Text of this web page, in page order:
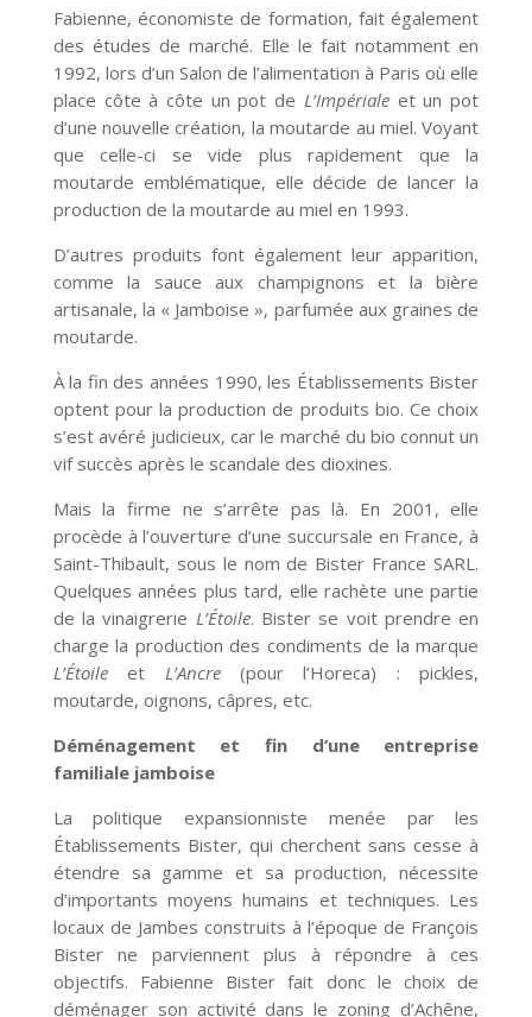
Fabienne, économiste de formation, fait également
des études de marché. Elle le fait notamment en
1992, lors d’un Salon de l’alimentation à Paris où elle
place côte à côte un pot de L’Impérialeet un pot
d’une nouvelle création, la moutarde au miel. Voyant
que celle-ci se vide plus rapidement que la
moutarde emblématique, elle décide de lancer la
production de la moutarde au miel en 1993.
D’autres produits font également leur apparition,
comme la sauce aux champignons et la bière
artisanale, la « Jamboise », parfumée aux graines de
moutarde.
À la fin des années 1990, les Établissements Bister
optent pour la production de produits bio. Ce choix
s’est avéré judicieux, car le marché du bio connut un
vif succès après le scandale des dioxines.
Mais la firme ne s’arrête pas là. En 2001, elle
procède à l’ouverture d’une succursale en France, à
Saint-Thibault, sous le nom de Bister France SARL.
Quelques années plus tard, elle rachète une partie
de la vinaigrerie L’Étoile. Bister se voit prendre en
charge la production des condiments de la marque
L’Étoileet L’Ancre(pour l’Horeca) : pickles,
moutarde, oignons, câpres, etc.
Déménagement et fin d’une entreprise
familiale jamboise
La politique expansionniste menée par les
Établissements Bister, qui cherchent sans cesse à
étendre sa gamme et sa production, nécessite
d’importants moyens humains et techniques. Les
locaux de Jambes construits à l’époque de François
Bister ne parviennent plus à répondre à ces
objectifs. Fabienne Bister fait donc le choix de
déménager son activité dans le zoning d’Achêne,